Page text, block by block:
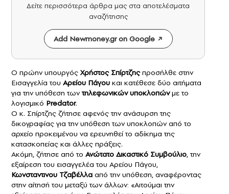
Δείτε περισσότερα άρθρα μας στα αποτελέσματα
αναζήτησης
Add Newmoney.gr on Google
Ο πρώην υπουργός Χρήστος Σπίρτζηςπροσήλθε στην
Εισαγγελία του Αρείου Πάγου και κατέθεσε δύο αιτήματα
για την υπόθεση τωντηλεφωνικών υποκλοπώνμε το
λογισμικό Predator.
Ο κ. Σπίρτζης ζήτησε αφενός την ανάσυρση της
δικογραφίας για την υπόθεση των υποκλοπών από το
αρχείο προκειμένου να ερευνηθεί το αδίκημα της
κατασκοπείας και άλλες πράξεις.
Ακόμη, ζήτησε από το Ανώτατο Δικαστικό Συμβούλιο, την
εξαίρεση του εισαγγελέα του Αρείου Πάγου,
Κωνσταντινου Τζαβέλλα από την υπόθεση, αναφέροντας
στην αίτησή του μεταξύ των άλλων: «Αιτούμαι την